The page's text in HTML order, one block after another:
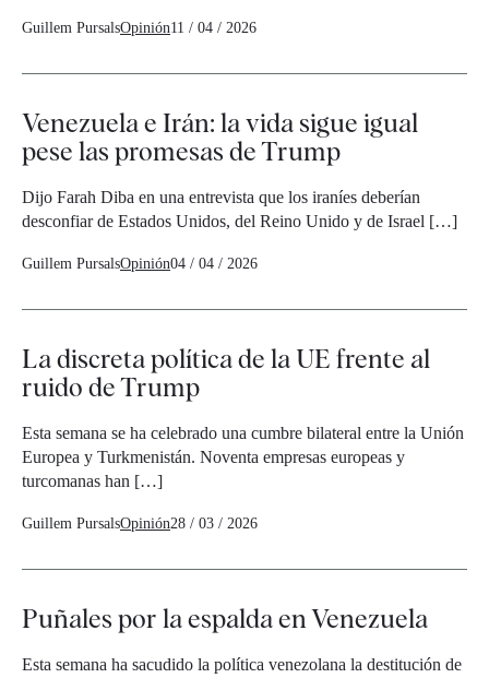
Guillem PursalsOpinión11 / 04 / 2026
Venezuela e Irán: la vida sigue igual
pese las promesas de Trump
Dijo Farah Diba en una entrevista que los iraníes deberían
desconfiar de Estados Unidos, del Reino Unido y de Israel […]
Guillem PursalsOpinión04 / 04 / 2026
La discreta política de la UE frente al
ruido de Trump
Esta semana se ha celebrado una cumbre bilateral entre la Unión
Europea y Turkmenistán. Noventa empresas europeas y
turcomanas han […]
Guillem PursalsOpinión28 / 03 / 2026
Puñales por la espalda en Venezuela
Esta semana ha sacudido la política venezolana la destitución de